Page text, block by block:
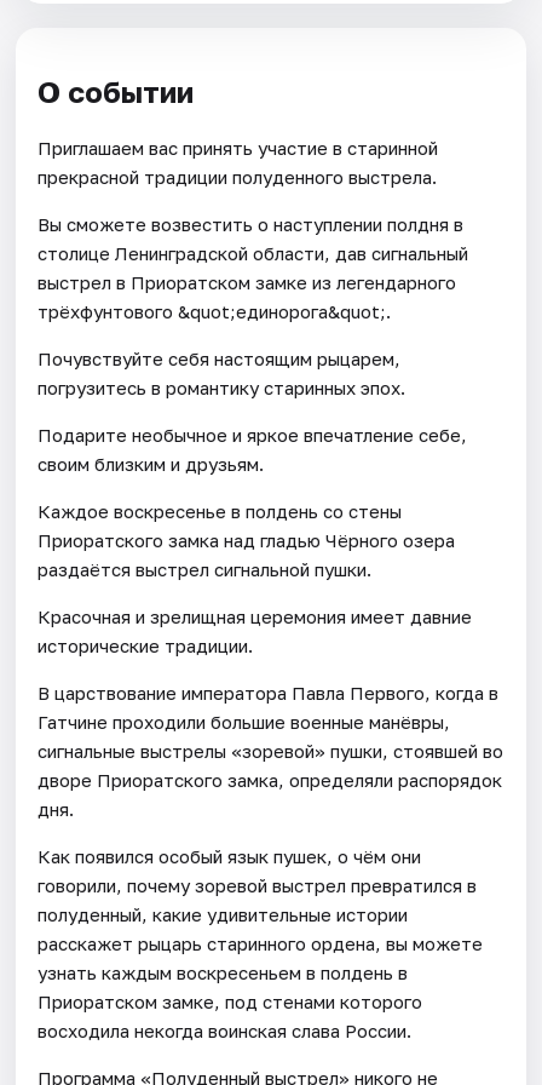
О событии
Приглашаем вас принять участие в старинной
прекрасной традиции полуденного выстрела.
Вы сможете возвестить о наступлении полдня в
столице Ленинградской области, дав сигнальный
выстрел в Приоратском замке из легендарного
трёхфунтового &quot;единорога&quot;.
Почувствуйте себя настоящим рыцарем,
погрузитесь в романтику старинных эпох.
Подарите необычное и яркое впечатление себе,
своим близким и друзьям.
Каждое воскресенье в полдень со стены
Приоратского замка над гладью Чёрного озера
раздаётся выстрел сигнальной пушки.
Красочная и зрелищная церемония имеет давние
исторические традиции.
В царствование императора Павла Первого, когда в
Гатчине проходили большие военные манёвры,
сигнальные выстрелы «зоревой» пушки, стоявшей во
дворе Приоратского замка, определяли распорядок
дня.
Как появился особый язык пушек, о чём они
говорили, почему зоревой выстрел превратился в
полуденный, какие удивительные истории
расскажет рыцарь старинного ордена, вы можете
узнать каждым воскресеньем в полдень в
Приоратском замке, под стенами которого
восходила некогда воинская слава России.
Программа «Полуденный выстрел» никого не